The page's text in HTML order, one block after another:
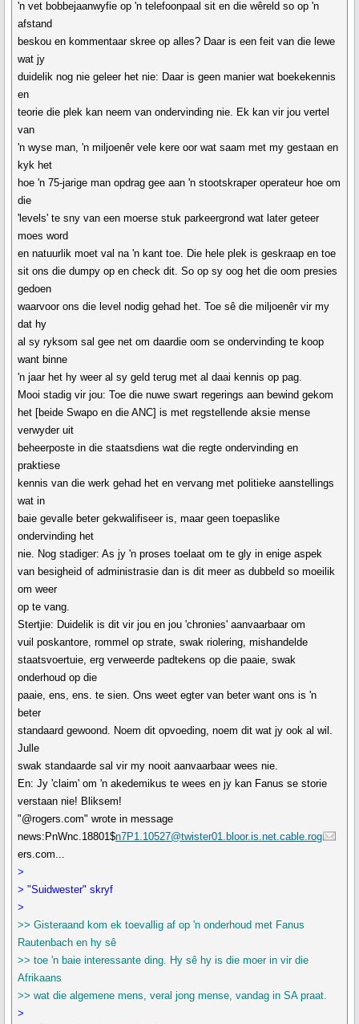
'n vet bobbejaanwyfie op 'n telefoonpaal sit en die wêreld so op 'n
afstand
beskou en kommentaar skree op alles? Daar is een feit van die lewe
wat jy
duidelik nog nie geleer het nie: Daar is geen manier wat boekekennis
en
teorie die plek kan neem van ondervinding nie. Ek kan vir jou vertel
van
'n wyse man, 'n miljoenêr vele kere oor wat saam met my gestaan en
kyk het
hoe 'n 75-jarige man opdrag gee aan 'n stootskraper operateur hoe om
die
'levels' te sny van een moerse stuk parkeergrond wat later geteer
moes word
en natuurlik moet val na 'n kant toe. Die hele plek is geskraap en toe
sit ons die dumpy op en check dit. So op sy oog het die oom presies
gedoen
waarvoor ons die level nodig gehad het. Toe sê die miljoenêr vir my
dat hy
al sy ryksom sal gee net om daardie oom se ondervinding te koop
want binne
'n jaar het hy weer al sy geld terug met al daai kennis op pag.
Mooi stadig vir jou: Toe die nuwe swart regerings aan bewind gekom
het [beide Swapo en die ANC] is met regstellende aksie mense
verwyder uit
beheerposte in die staatsdiens wat die regte ondervinding en
praktiese
kennis van die werk gehad het en vervang met politieke aanstellings
wat in
baie gevalle beter gekwalifiseer is, maar geen toepaslike
ondervinding het
nie. Nog stadiger: As jy 'n proses toelaat om te gly in enige aspek
van besigheid of administrasie dan is dit meer as dubbeld so moeilik
om weer
op te vang.
Stertjie: Duidelik is dit vir jou en jou 'chronies' aanvaarbaar om
vuil poskantore, rommel op strate, swak riolering, mishandelde
staatsvoertuie, erg verweerde padtekens op die paaie, swak
onderhoud op die
paaie, ens, ens. te sien. Ons weet egter van beter want ons is 'n
beter
standaard gewoond. Noem dit opvoeding, noem dit wat jy ook al wil.
Julle
swak standaarde sal vir my nooit aanvaarbaar wees nie.
En: Jy 'claim' om 'n akedemikus te wees en jy kan Fanus se storie
verstaan nie! Bliksem!
"@rogers.com" wrote in message
news:PnWnc.18801$n7P1.10527@twister01.bloor.is.net.cable.rog
ers.com...
>
> "Suidwester" skryf
>
>> Gisteraand kom ek toevallig af op 'n onderhoud met Fanus
Rautenbach en hy sê
>> toe 'n baie interessante ding. Hy sê hy is die moer in vir die
Afrikaans
>> wat die algemene mens, veral jong mense, vandag in SA praat.
>